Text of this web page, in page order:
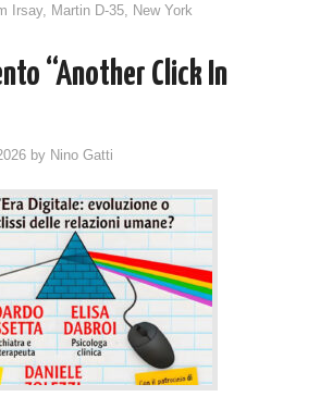
Irsay, Martin D-35, New York
“Another Click In
by Nino Gatti